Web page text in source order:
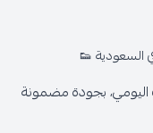
السعودية 👟
بجودة مضمونة